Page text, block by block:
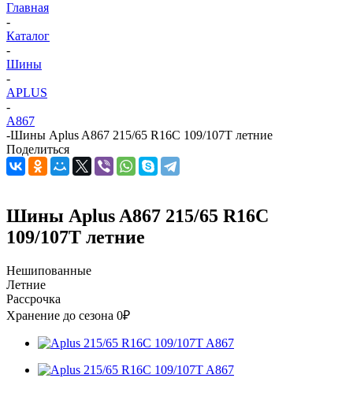
Главная
-
Каталог
-
Шины
-
APLUS
-
A867
-Шины Aplus A867 215/65 R16C 109/107T летние
Поделиться
Шины Aplus A867 215/65 R16C
109/107T летние
Нешипованные
Летние
Рассрочка
Хранение до сезона 0₽